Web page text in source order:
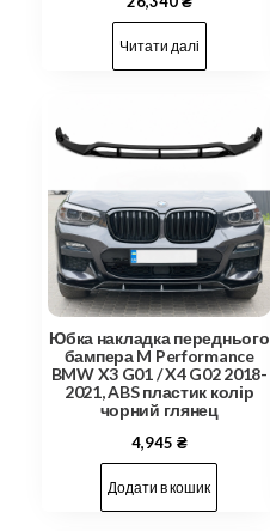
Читати далі
Юбка накладка переднього
бампера M Performance
BMW X3 G01 / X4 G02 2018-
2021, ABS пластик колір
чорний глянец
4,945 ₴
Додати в кошик